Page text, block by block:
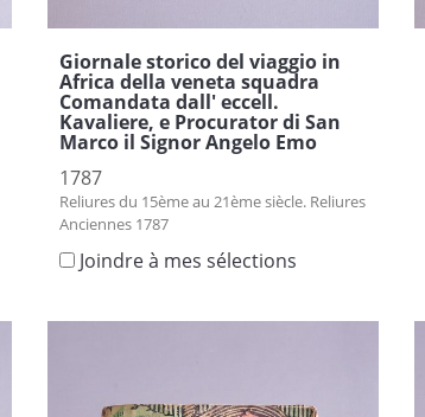
Giornale storico del viaggio in
Africa della veneta squadra
Comandata dall' eccell.
Kavaliere, e Procurator di San
Marco il Signor Angelo Emo
1787
Reliures du 15ème au 21ème siècle. Reliures
Anciennes 1787
Joindre à mes sélections